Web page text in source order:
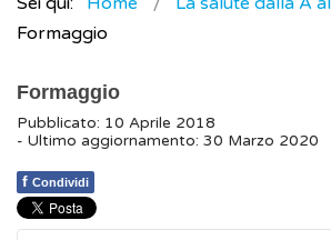
Formaggio
Formaggio
Pubblicato: 10 Aprile 2018
- Ultimo aggiornamento: 30 Marzo 2020
f Condividi